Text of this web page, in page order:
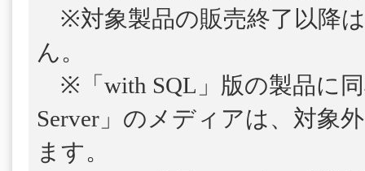
※対象製品の販売終了以降
ん。
※「with SQL」版の製品に
Server」のメディアは、対象
ます。